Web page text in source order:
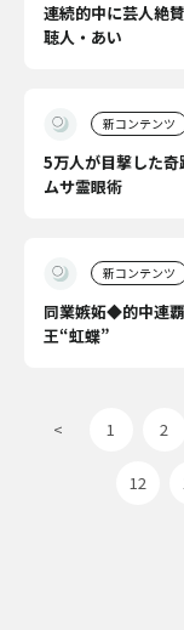
連続的中に芸人絶
聴人・あい
新コンテンツ
5万人が目撃した
ムサ霊眼術
新コンテンツ
同業嫉妬◆的中連
王“虹蝶”
< 1 2
12